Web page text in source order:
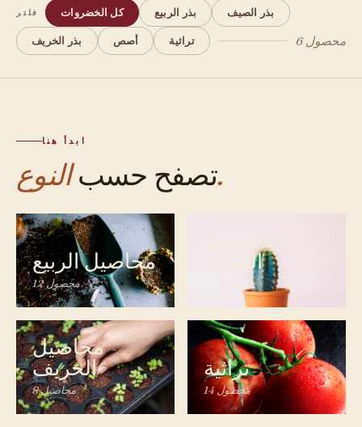
فلتر كل الخضروات بذر الربيع بذر الصيف
بذر الخريف أصص تراثية 6 محصول
ابدأ هنا
تصفح حسبالنوع.
محاصيل الربيع
12 محصول
محاصيل
الصيف
محاصيل
الخريف
8 محاصيل
تراثية
14 محصول